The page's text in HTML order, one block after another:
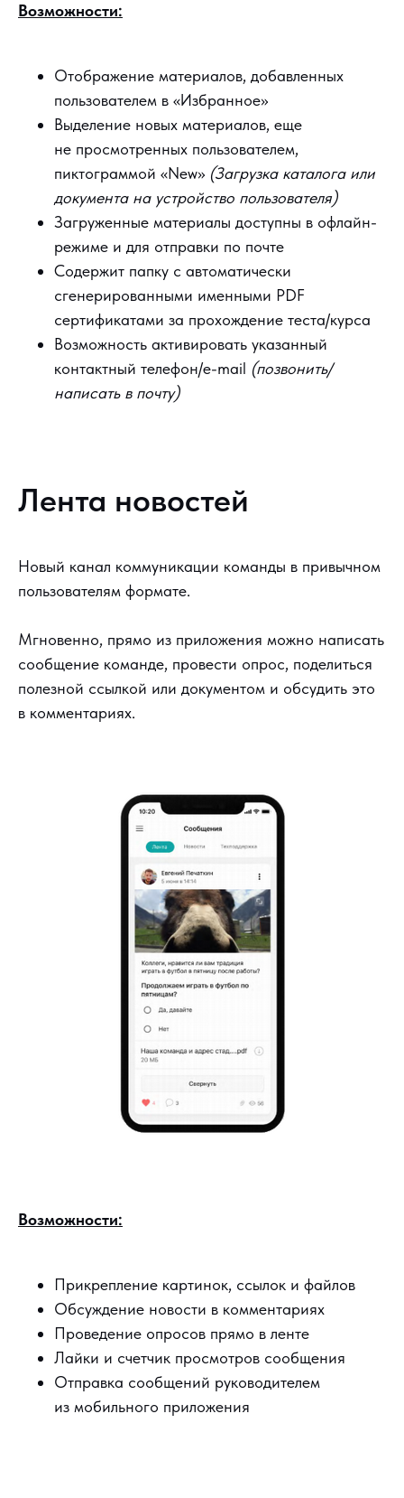
Возможности:
Отображение материалов, добавленных
пользователем в «Избранное»
Выделение новых материалов, еще
не просмотренных пользователем,
пиктограммой «New» (Загрузка каталога или
документа на устройство пользователя)
Загруженные материалы доступны в офлайн-
режиме и для отправки по почте
Содержит папку с автоматически
сгенерированными именными PDF
сертификатами за прохождение теста/курса
Возможность активировать указанный
контактный телефон/e-mail (позвонить/
написать в почту)
Лента новостей
Новый канал коммуникации команды в привычном
пользователям формате.
Мгновенно, прямо из приложения можно написать
сообщение команде, провести опрос, поделиться
полезной ссылкой или документом и обсудить это
в комментариях.
Возможности:
Прикрепление картинок, ссылок и файлов
Обсуждение новости в комментариях
Проведение опросов прямо в ленте
Лайки и счетчик просмотров сообщения
Отправка сообщений руководителем
из мобильного приложения